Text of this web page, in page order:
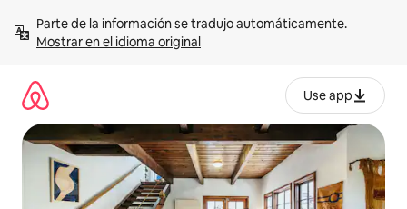
contenidoMostrar en el idioma original
Use app